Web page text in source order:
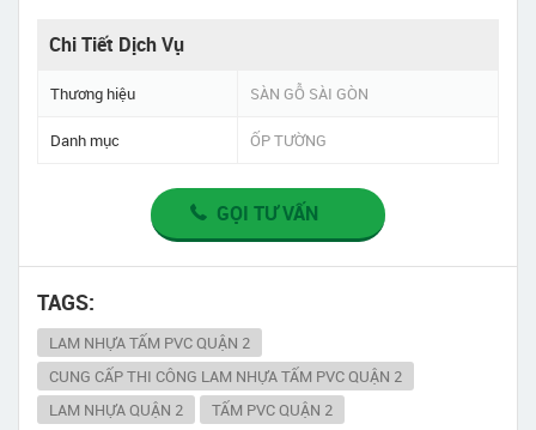
Chi Tiết Dịch Vụ
Thương hiệu SÀN GỖ SÀI GÒN
Danh mục ỐP TƯỜNG
GỌI TƯ VẤN
TAGS:
LAM NHỰA TẤM PVC QUẬN 2
CUNG CẤP THI CÔNG LAM NHỰA TẤM PVC QUẬN 2
LAM NHỰA QUẬN 2
TẤM PVC QUẬN 2